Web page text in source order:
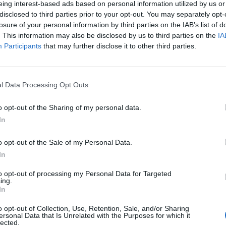
interest-based ads based on personal information utilized by us
to third parties prior to your opt-out. You may separately
of your personal information by third parties on the IAB’s list of
This information may also be disclosed by us to third parties on the
Participants that may further disclose it to other third parties.
Data Processing Opt Outs
opt-out of the Sharing of my personal data.
opt-out of the Sale of my Personal Data.
opt-out of processing my Personal Data for Targeted
opt-out of Collection, Use, Retention, Sale, and/or Sharing
Data that Is Unrelated with the Purposes for which it
INTESA SOCIETA' CONSORTILE
LIMITATA
10-25 milioni 46.31.10
SOCIETA' A
SRL
ITALIA S.R.L. 5-10 milioni